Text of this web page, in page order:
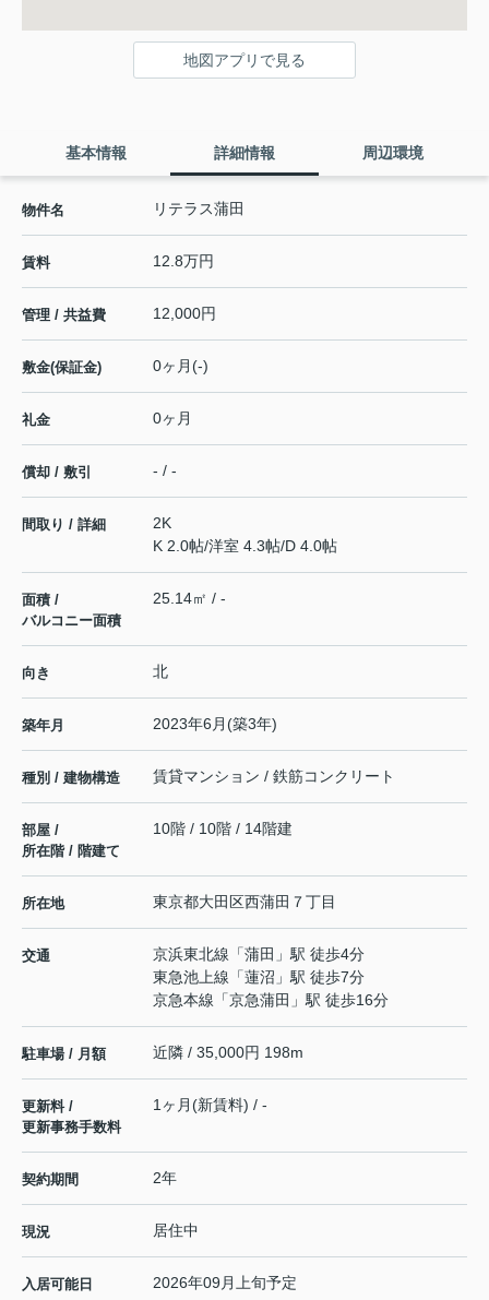
地図アプリで見る
基本情報 詳細情報 周辺環境
物件名 リテラス蒲田
賃料 12.8万円
管理 / 共益費 12,000円
敷金(保証金) 0ヶ月(-)
礼金 0ヶ月
償却 / 敷引 - / -
間取り / 詳細
2K
K 2.0帖/洋室 4.3帖/D 4.0帖
面積 /
バルコニー面積
25.14㎡ / -
向き 北
築年月 2023年6月(築3年)
種別 / 建物構造 賃貸マンション / 鉄筋コンクリート
部屋 /
所在階 / 階建て
10階 / 10階 / 14階建
所在地 東京都大田区西蒲田 ７丁目
交通 京浜東北線 「蒲田 」駅 徒歩4分
東急池上線 「蓮沼 」駅 徒歩7分
京急本線 「京急蒲田 」駅 徒歩16分
駐車場 / 月額 近隣 / 35,000円 198m
更新料 /
更新事務手数料
1ヶ月(新賃料) / -
契約期間 2年
現況 居住中
入居可能日 2026年09月上旬予定